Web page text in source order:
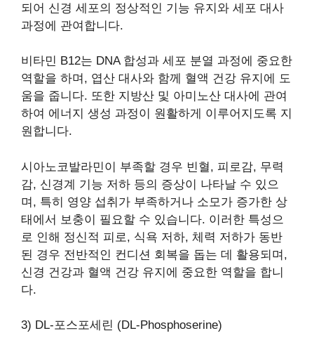
되어 신경 세포의 정상적인 기능 유지와 세포 대사
과정에 관여합니다.
비타민 B12는 DNA 합성과 세포 분열 과정에 중요한
역할을 하며, 엽산 대사와 함께 혈액 건강 유지에 도
움을 줍니다. 또한 지방산 및 아미노산 대사에 관여
하여 에너지 생성 과정이 원활하게 이루어지도록 지
원합니다.
시아노코발라민이 부족할 경우 빈혈, 피로감, 무력
감, 신경계 기능 저하 등의 증상이 나타날 수 있으
며, 특히 영양 섭취가 부족하거나 소모가 증가한 상
태에서 보충이 필요할 수 있습니다. 이러한 특성으
로 인해 정신적 피로, 식욕 저하, 체력 저하가 동반
된 경우 전반적인 컨디션 회복을 돕는 데 활용되며,
신경 건강과 혈액 건강 유지에 중요한 역할을 합니
다.
3) DL-포스포세린 (DL-Phosphoserine)